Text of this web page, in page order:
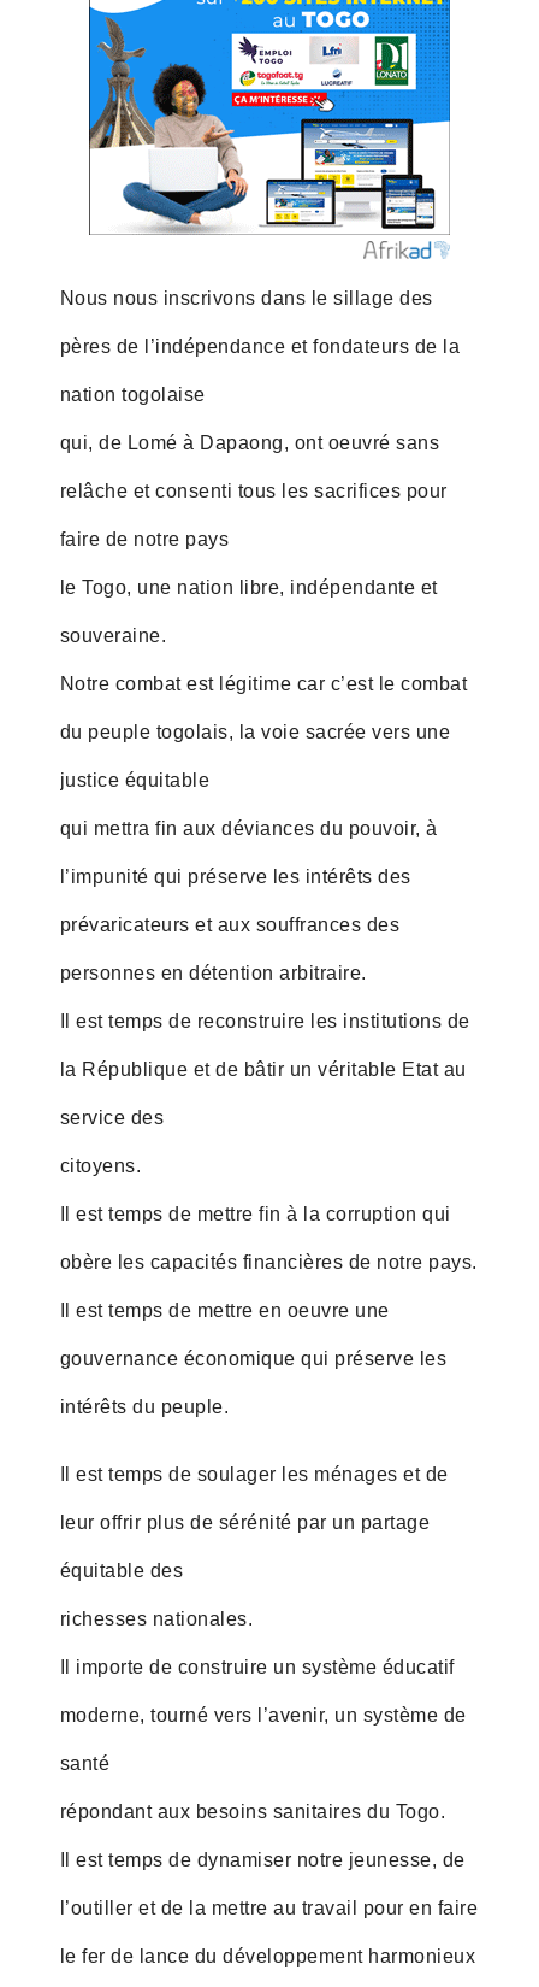
Nous nous inscrivons dans le sillage des
pères de l’indépendance et fondateurs de la
nation togolaise
qui, de Lomé à Dapaong, ont oeuvré sans
relâche et consenti tous les sacrifices pour
faire de notre pays
le Togo, une nation libre, indépendante et
souveraine.
Notre combat est légitime car c’est le combat
du peuple togolais, la voie sacrée vers une
justice équitable
qui mettra fin aux déviances du pouvoir, à
l’impunité qui préserve les intérêts des
prévaricateurs et aux souffrances des
personnes en détention arbitraire.
Il est temps de reconstruire les institutions de
la République et de bâtir un véritable Etat au
service des
citoyens.
Il est temps de mettre fin à la corruption qui
obère les capacités financières de notre pays.
Il est temps de mettre en oeuvre une
gouvernance économique qui préserve les
intérêts du peuple.
Il est temps de soulager les ménages et de
leur offrir plus de sérénité par un partage
équitable des
richesses nationales.
Il importe de construire un système éducatif
moderne, tourné vers l’avenir, un système de
santé
répondant aux besoins sanitaires du Togo.
Il est temps de dynamiser notre jeunesse, de
l’outiller et de la mettre au travail pour en faire
le fer de lance du développement harmonieux